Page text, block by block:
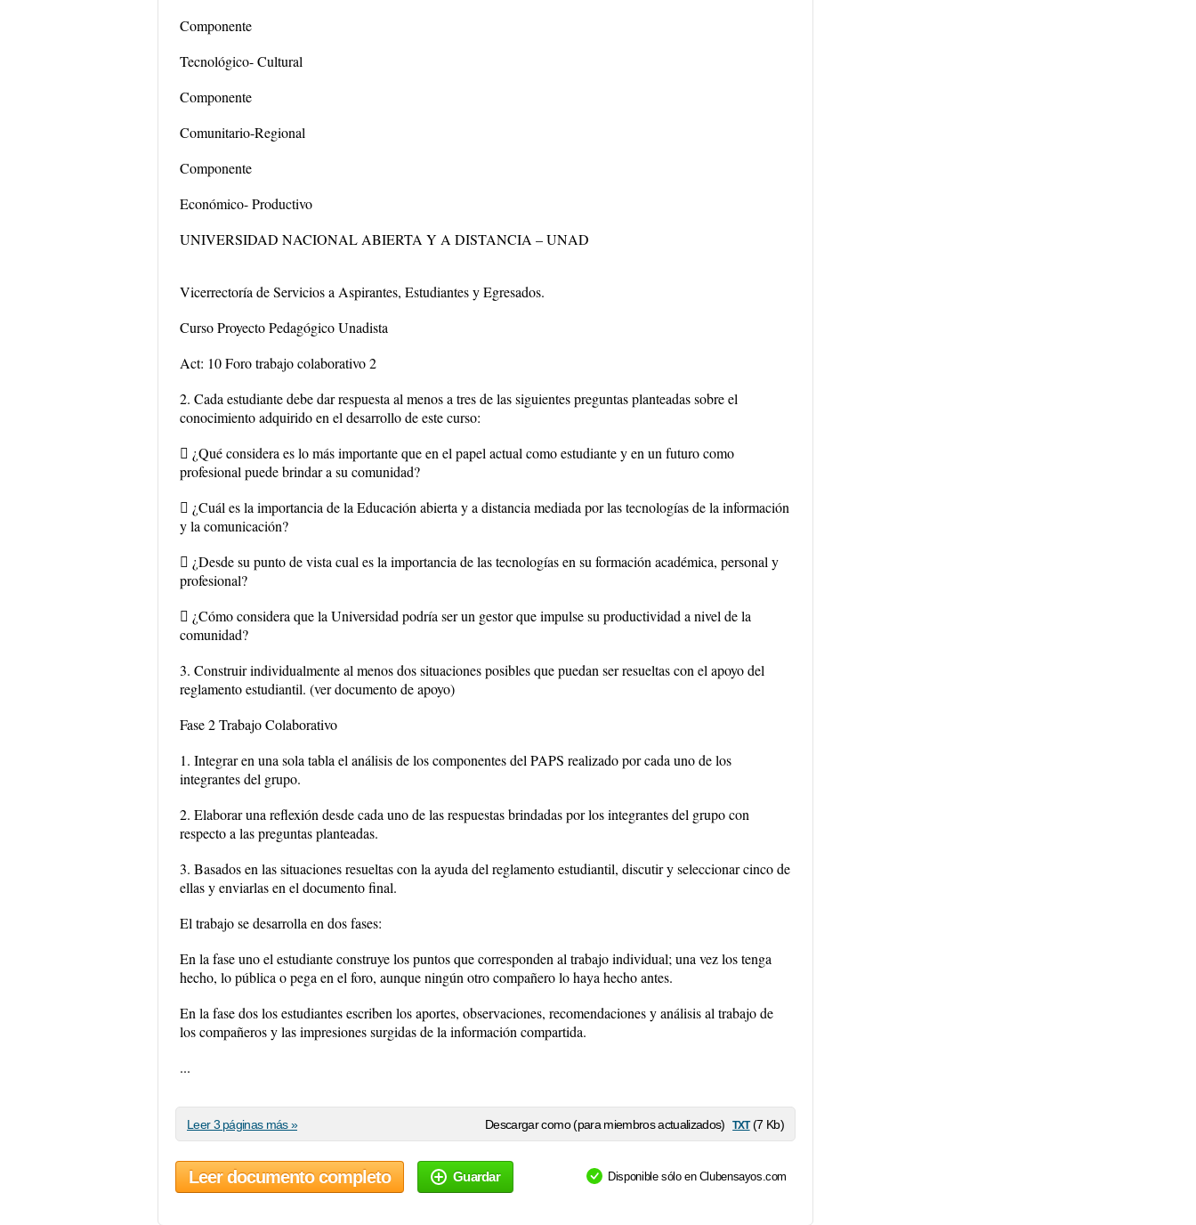
Componente
Tecnológico- Cultural
Componente
Comunitario-Regional
Componente
Económico- Productivo
UNIVERSIDAD NACIONAL ABIERTA Y A DISTANCIA – UNAD
Vicerrectoría de Servicios a Aspirantes, Estudiantes y Egresados.
Curso Proyecto Pedagógico Unadista
Act: 10 Foro trabajo colaborativo 2
2. Cada estudiante debe dar respuesta al menos a tres de las siguientes preguntas planteadas sobre el
conocimiento adquirido en el desarrollo de este curso:
 ¿Qué considera es lo más importante que en el papel actual como estudiante y en un futuro como
profesional puede brindar a su comunidad?
 ¿Cuál es la importancia de la Educación abierta y a distancia mediada por las tecnologías de la información
y la comunicación?
 ¿Desde su punto de vista cual es la importancia de las tecnologías en su formación académica, personal y
profesional?
 ¿Cómo considera que la Universidad podría ser un gestor que impulse su productividad a nivel de la
comunidad?
3. Construir individualmente al menos dos situaciones posibles que puedan ser resueltas con el apoyo del
reglamento estudiantil. (ver documento de apoyo)
Fase 2 Trabajo Colaborativo
1. Integrar en una sola tabla el análisis de los componentes del PAPS realizado por cada uno de los
integrantes del grupo.
2. Elaborar una reflexión desde cada uno de las respuestas brindadas por los integrantes del grupo con
respecto a las preguntas planteadas.
3. Basados en las situaciones resueltas con la ayuda del reglamento estudiantil, discutir y seleccionar cinco de
ellas y enviarlas en el documento final.
El trabajo se desarrolla en dos fases:
En la fase uno el estudiante construye los puntos que corresponden al trabajo individual; una vez los tenga
hecho, lo pública o pega en el foro, aunque ningún otro compañero lo haya hecho antes.
En la fase dos los estudiantes escriben los aportes, observaciones, recomendaciones y análisis al trabajo de
los compañeros y las impresiones surgidas de la información compartida.
...
Descargar como (para miembros actualizados) txt(7 Kb)
Leer 3 páginas más »
Leer documento completo Guardar Disponible sólo en Clubensayos.com